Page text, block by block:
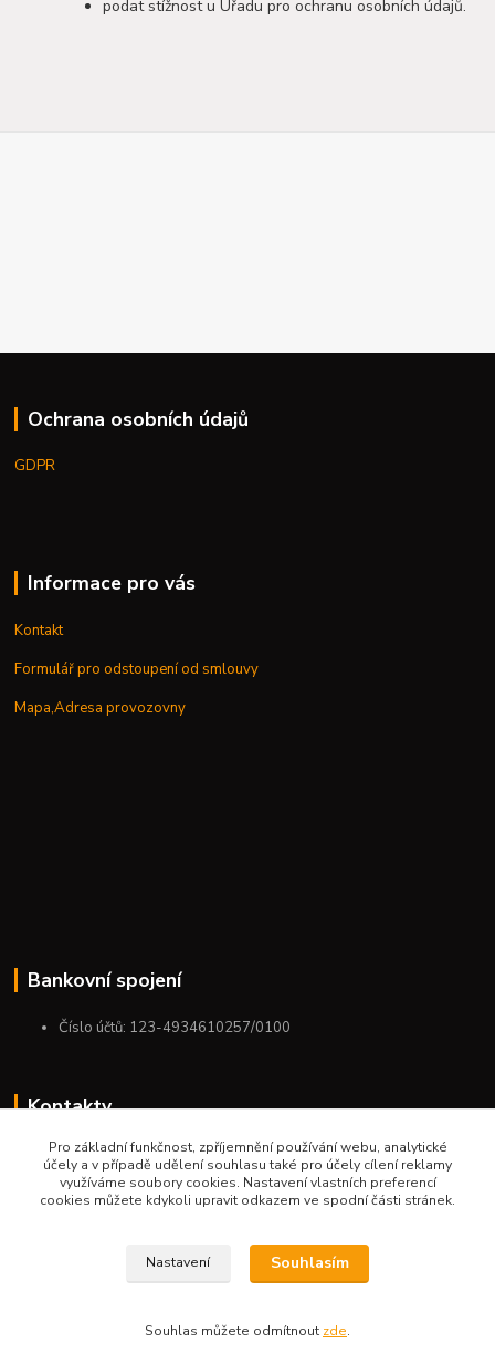
podat stížnost u Úřadu pro ochranu osobních údajů.
Ochrana osobních údajů
GDPR
Informace pro vás
Kontakt
Formulář pro odstoupení od smlouvy
Mapa,Adresa provozovny
Bankovní spojení
Číslo účtů: 123-4934610257/0100
Kontakty
+420 775 954 963
9:00-12:00-13:00-16:00
Pro základní funkčnost, zpříjemnění používání webu, analytické
účely a v případě udělení souhlasu také pro účely cílení reklamy
využíváme soubory cookies. Nastavení vlastních preferencí
cookies můžete kdykoli upravit odkazem ve spodní části stránek.
Nastavení Souhlasím
Souhlas můžete odmítnout zde.